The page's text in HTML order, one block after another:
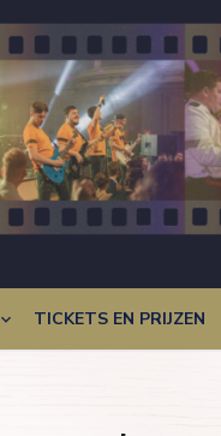
TICKETS EN PRIJZEN